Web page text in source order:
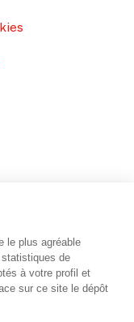
le plus agréable
de
à votre profil et
sur ce site le dépôt